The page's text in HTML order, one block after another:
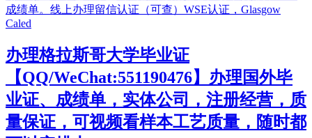
办理格拉斯哥大学毕业证
【QQ/WeChat:551190476】办理国外毕
业证、成绩单，实体公司，注册经营，质
量保证，可视频看样本工艺质量，随时都